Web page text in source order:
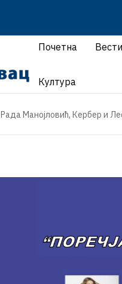
Почетна Вести
Култура
Рада Манојловић, Кербер и